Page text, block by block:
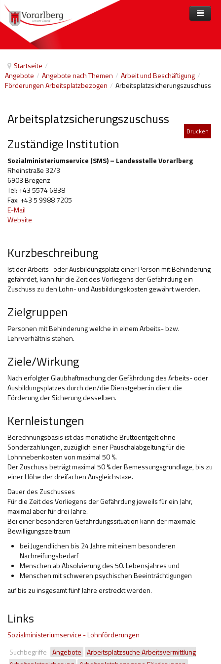
Startseite /
Angebote / Angebote nach Themen / Arbeit und Beschäftigung /
Förderungen Arbeitsplatzbezogen / Arbeitsplatzsicherungszuschuss
Arbeitsplatzsicherungszuschuss
Drucken
Zuständige Institution
Sozialministeriumservice (SMS) – Landesstelle Vorarlberg
Rheinstraße 32/3
6903 Bregenz
Tel: +43 5574 6838
Fax: +43 5 9988 7205
E-Mail
Website
Kurzbeschreibung
Ist der Arbeits- oder Ausbildungsplatz einer Person mit Behinderung
gefährdet, kann für die Zeit des Vorliegens der Gefährdung ein
Zuschuss zu den Lohn- und Ausbildungskosten gewährt werden.
Zielgruppen
Personen mit Behinderung welche in einem Arbeits- bzw.
Lehrverhältnis stehen.
Ziele/Wirkung
Nach erfolgter Glaubhaftmachung der Gefährdung des Arbeits- oder
Ausbildungsplatzes durch den/die Dienstgeber:in dient die
Förderung der Sicherung desselben.
Kernleistungen
Berechnungsbasis ist das monatliche Bruttoentgelt ohne
Sonderzahlungen, zuzüglich einer Pauschalabgeltung für die
Lohnnebenkosten von maximal 50 %.
Der Zuschuss beträgt maximal 50 % der Bemessungsgrundlage, bis zu
einer Höhe der dreifachen Ausgleichstaxe.
Dauer des Zuschusses
Für die Zeit des Vorliegens der Gefährdung jeweils für ein Jahr,
maximal aber für drei Jahre.
Bei einer besonderen Gefährdungssituation kann der maximale
Bewilligungszeitraum
bei Jugendlichen bis 24 Jahre mit einem besonderen
Nachreifungsbedarf
Menschen ab Absolvierung des 50. Lebensjahres und
Menschen mit schweren psychischen Beeinträchtigungen
auf bis zu insgesamt fünf Jahre erstreckt werden.
Links
Sozialministeriumservice - Lohnförderungen
Suchbegriffe Angebote Arbeitsplatzsuche Arbeitsvermittlung
Home
Angebote nach Themen
Barrierefreiheit
Freizeit
Gesetze und Verordnungen
Gesetzliche Vertretungen
Gesundheitliche Rehabilitation
Kindheit und Jugend
Selbsthilfe und Selbstvertretung
Pflege, Pflegende Angehörige
Unterstützung, Beratung, Assistenz
Wohnen
Anbieter
Veranstaltungen